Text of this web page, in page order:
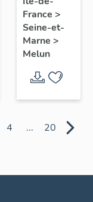
Grâces
France >
Seine-et-
Marne >
Melun
4 ... 20